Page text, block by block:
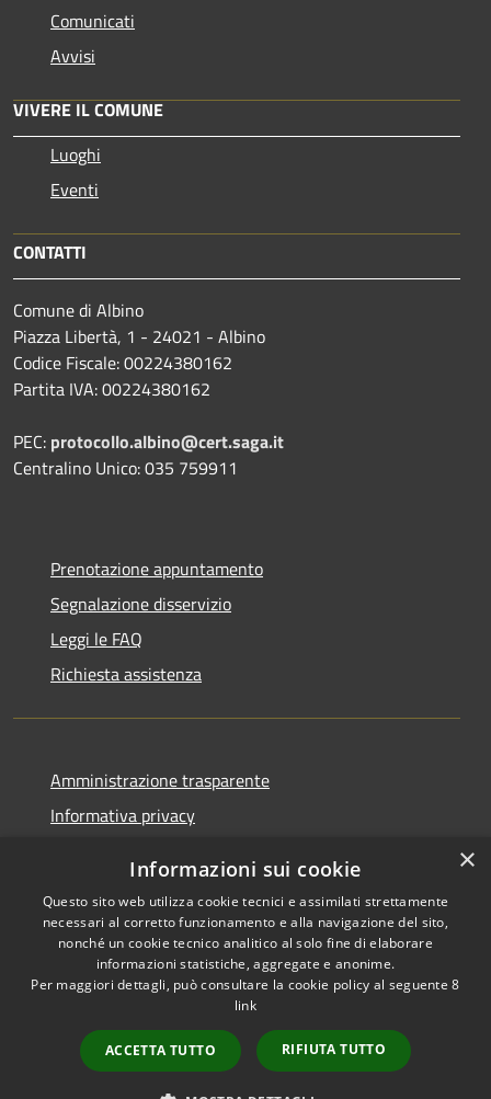
Comunicati
Avvisi
VIVERE IL COMUNE
Luoghi
Eventi
CONTATTI
Comune di Albino
Piazza Libertà, 1 - 24021 - Albino
Codice Fiscale: 00224380162
Partita IVA: 00224380162
PEC: protocollo.albino@cert.saga.it
Centralino Unico: 035 759911
Prenotazione appuntamento
Segnalazione disservizio
Leggi le FAQ
Richiesta assistenza
Amministrazione trasparente
Informativa privacy
Dichiarazione di accessibilità
RSS
Copyright © 2026 • Comune di
Municipium•
Accesso
redazione
×
Informazioni sui cookie
Questo sito web utilizza cookie tecnici e assimilati strettamente
necessari al corretto funzionamento e alla navigazione del sito,
nonché un cookie tecnico analitico al solo fine di elaborare
informazioni statistiche, aggregate e anonime.
Per maggiori dettagli, può consultare la cookie policy al seguente8
link
ACCETTA TUTTO RIFIUTA TUTTO